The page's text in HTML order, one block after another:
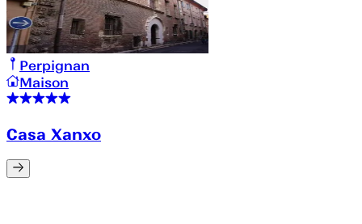
Perpignan
Maison
Casa Xanxo